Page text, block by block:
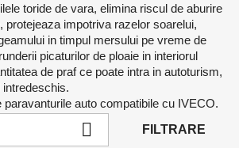
toride de vara, elimina riscul de aburire
protejeaza impotriva razelor soarelui,
in timpul mersului pe vreme de
picaturilor de ploaie in interiorul
de praf ce poate intra in autoturism,
intredeschis.
paravanturile auto compatibile cu IVECO.
 FILTRARE